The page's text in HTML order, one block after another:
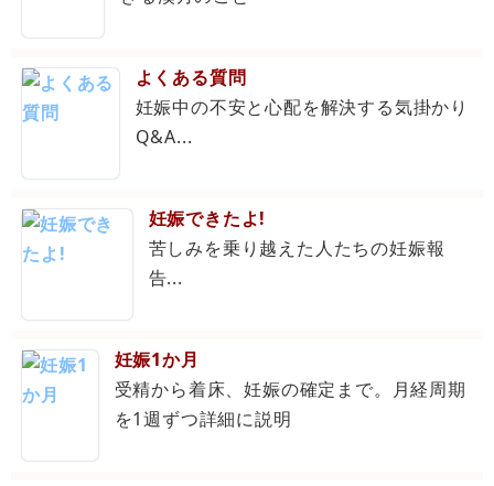
よくある質問
妊娠中の不安と心配を解決する気掛かり
Q&A...
妊娠できたよ!
苦しみを乗り越えた人たちの妊娠報
告...
妊娠1か月
受精から着床、妊娠の確定まで。月経周期
を1週ずつ詳細に説明